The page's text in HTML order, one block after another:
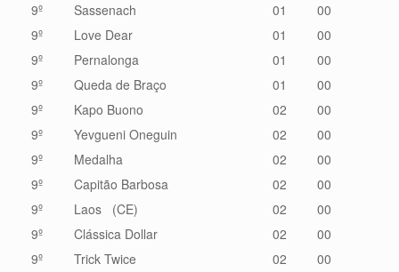
9º
Sassenach 01
00
9º
Love Dear 01
00
9º
Pernalonga 01
00
9º
Queda de Braço 01
00
9º
Kapo Buono 02
00
9º
Yevgueni Oneguin 02
00
9º
Medalha 02
00
9º
Capitão Barbosa 02
00
9º
Laos (CE) 02
00
9º
Clássica Dollar 02
00
9º
Trick Twice 02
00